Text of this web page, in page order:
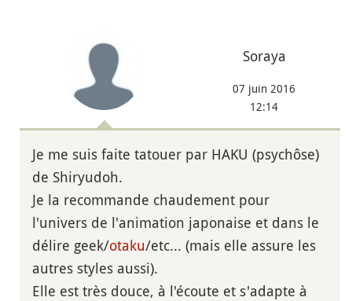
Soraya
07 juin 2016
12:14
Je me suis faite tatouer par HAKU (psychôse)
de Shiryudoh.
Je la recommande chaudement pour
l'univers de l'animation japonaise et dans le
délire geek/otaku/etc... (mais elle assure les
autres styles aussi).
Elle est très douce, à l'écoute et s'adapte à